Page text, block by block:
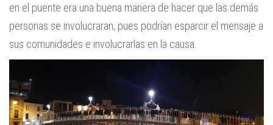
en el puente era una buena manera de hacer que las demás
personas se involucraran, pues podrían esparcir el mensaje a
sus comunidades e involucrarlas en la causa.